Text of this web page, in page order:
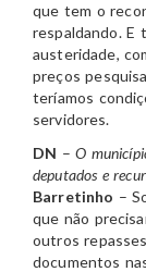
que tem o
respaldando. E
austeridade,
preços
teríamos
servidores.
DN –O
deputados e
Barretinho –
que não
outros
documentos